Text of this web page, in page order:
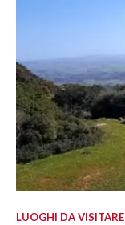
LUOGHI DA VISITARE